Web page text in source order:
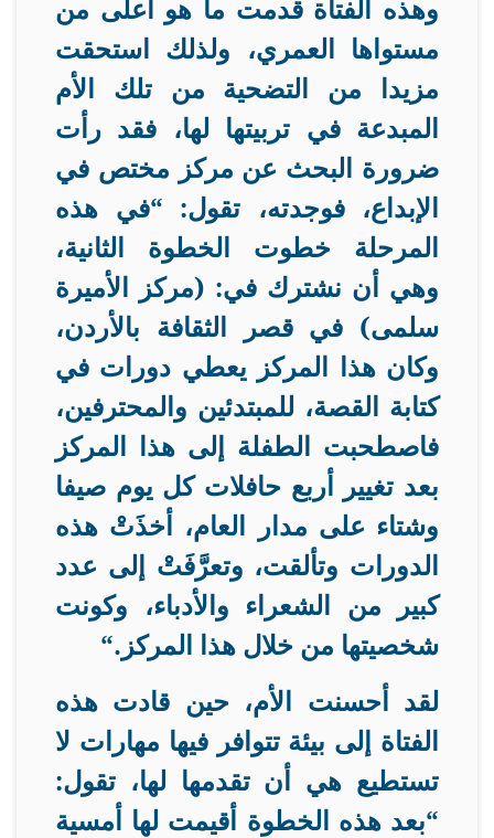
وهذه الفتاة قدمت ما هو أعلى من
مستواها العمري، ولذلك استحقت
مزيدا من التضحية من تلك الأم
المبدعة في تربيتها لها، فقد رأت
ضرورة البحث عن مركز مختص في
الإبداع، فوجدته، تقول: “في هذه
المرحلة خطوت الخطوة الثانية،
وهي أن نشترك في: (مركز الأميرة
سلمى) في قصر الثقافة بالأردن،
وكان هذا المركز يعطي دورات في
كتابة القصة، للمبتدئين والمحترفين،
فاصطحبت الطفلة إلى هذا المركز
بعد تغيير أربع حافلات كل يوم صيفا
وشتاء على مدار العام، أخذَتْ هذه
الدورات وتألقت، وتعرَّفَتْ إلى عدد
كبير من الشعراء والأدباء، وكونت
شخصيتها من خلال هذا المركز “.
لقد أحسنت الأم، حين قادت هذه
الفتاة إلى بيئة تتوافر فيها مهارات لا
تستطيع هي أن تقدمها لها، تقول:
“بعد هذه الخطوة أقيمت لها أمسية